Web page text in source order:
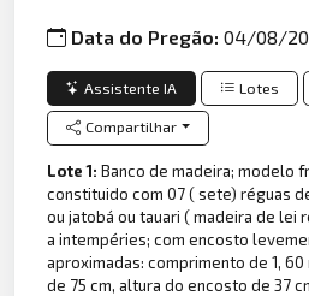
Data do Pregão:04/08/
Assistente IA Lotes
Compartilhar
Lote 1:Banco de madeira; modelo
constituido com 07 ( sete) réguas
ou jatobá ou tauari ( madeira de
a intempéries; com encosto
aproximadas: comprimento de 1,
de 75 cm, altura do encosto de 37